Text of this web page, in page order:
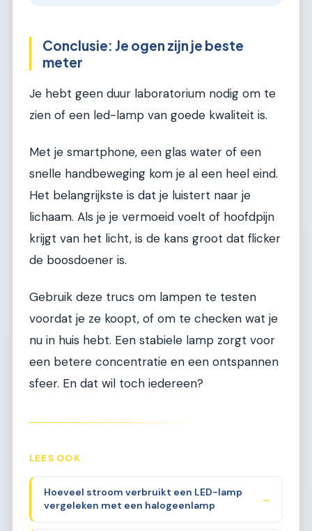
Conclusie: Je ogen zijn je beste
meter
Je hebt geen duur laboratorium nodig om te
zien of een led-lamp van goede kwaliteit is.
Met je smartphone, een glas water of een
snelle handbeweging kom je al een heel eind.
Het belangrijkste is dat je luistert naar je
lichaam. Als je je vermoeid voelt of hoofdpijn
krijgt van het licht, is de kans groot dat flicker
de boosdoener is.
Gebruik deze trucs om lampen te testen
voordat je ze koopt, of om te checken wat je
nu in huis hebt. Een stabiele lamp zorgt voor
een betere concentratie en een ontspannen
sfeer. En dat wil toch iedereen?
LEES OOK
Hoeveel stroom verbruikt een LED-lamp
vergeleken met een halogeenlamp
→